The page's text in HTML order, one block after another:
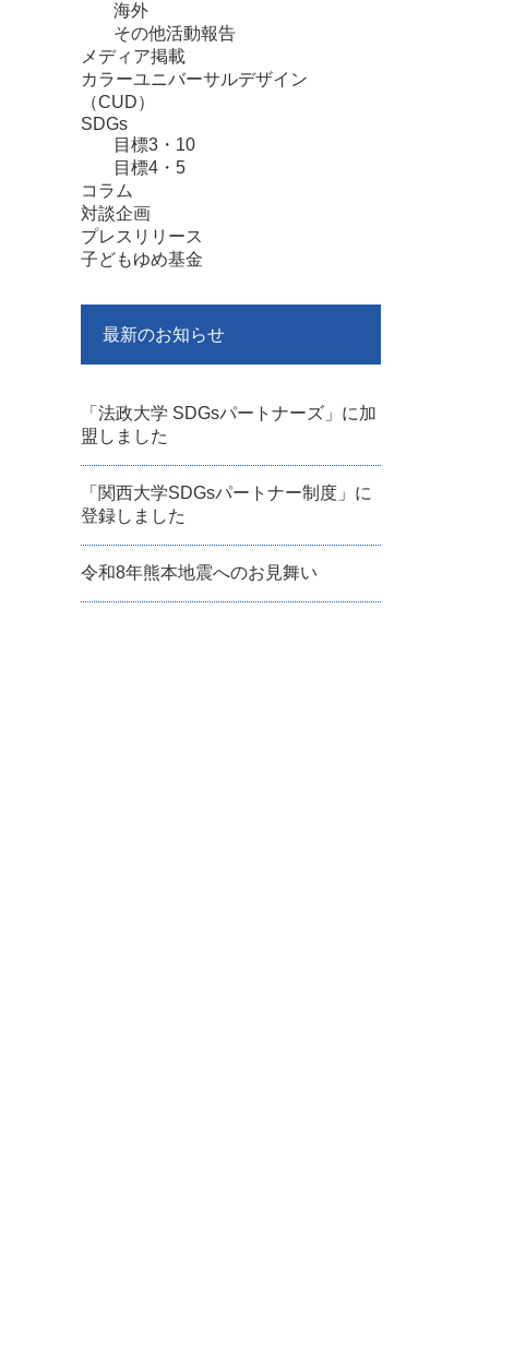
海外
その他活動報告
メディア掲載
カラーユニバーサルデザイン
（CUD）
SDGs
目標3・10
目標4・5
コラム
対談企画
プレスリリース
子どもゆめ基金
最新のお知らせ
「法政大学 SDGsパートナーズ」に加
盟しました
「関西大学SDGsパートナー制度」に
登録しました
令和8年熊本地震へのお見舞い